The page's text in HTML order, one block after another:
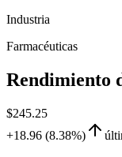
Industria
Farmacéuticas
Rendimiento
$245.25
+18.96 (8.38%)